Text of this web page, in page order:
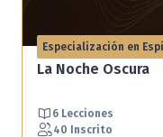
Especialización en
La Noche Oscura
6 Lecciones
40 Inscrito